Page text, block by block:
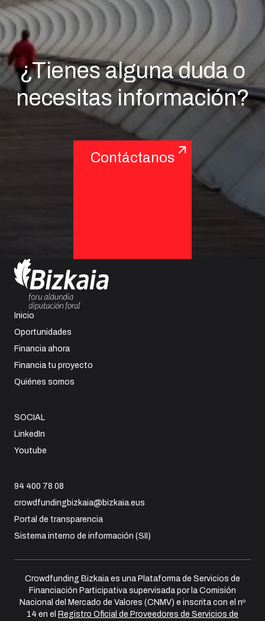
¿Tienes alguna duda o
necesitas información?
Contáctanos
Inicio
Oportunidades
Financia ahora
Financia tu proyecto
Quiénes somos
SOCIAL
LinkedIn
Youtube
94 400 78 08
crowdfundingbizkaia@bizkaia.eus
Portal de transparencia
Sistema interno de información (SII)
Crowdfunding Bizkaia es una Plataforma de Servicios de
Financiación Participativa supervisada por la Comisión
Nacional del Mercado de Valores (CNMV) e inscrita con el nº
14 en el Registro Oficial de Proveedores de Servicios de